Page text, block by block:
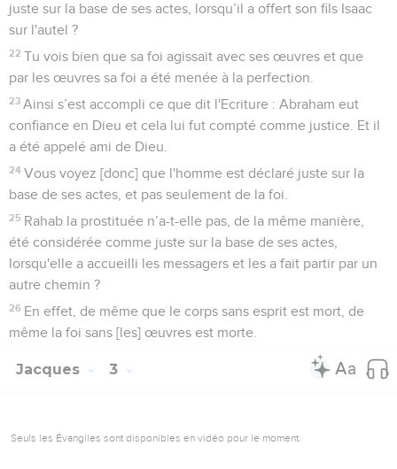
juste sur la base de ses actes, lorsqu’il a offert son fils Isaac
sur l'autel ?
22 Tu vois bien que sa foi agissait avec ses œuvres et que
par les œuvres sa foi a été menée à la perfection.
23 Ainsi s’est accompli ce que dit l'Ecriture : Abraham eut
confiance en Dieu et cela lui fut compté comme justice. Et il
a été appelé ami de Dieu.
24 Vous voyez [donc] que l'homme est déclaré juste sur la
base de ses actes, et pas seulement de la foi.
25 Rahab la prostituée n’a-t-elle pas, de la même manière,
été considérée comme juste sur la base de ses actes,
lorsqu'elle a accueilli les messagers et les a fait partir par un
autre chemin ?
26 En effet, de même que le corps sans esprit est mort, de
même la foi sans [les] œuvres est morte.
Jacques 3
Seuls les Évangiles sont disponibles en vidéo pour le moment.